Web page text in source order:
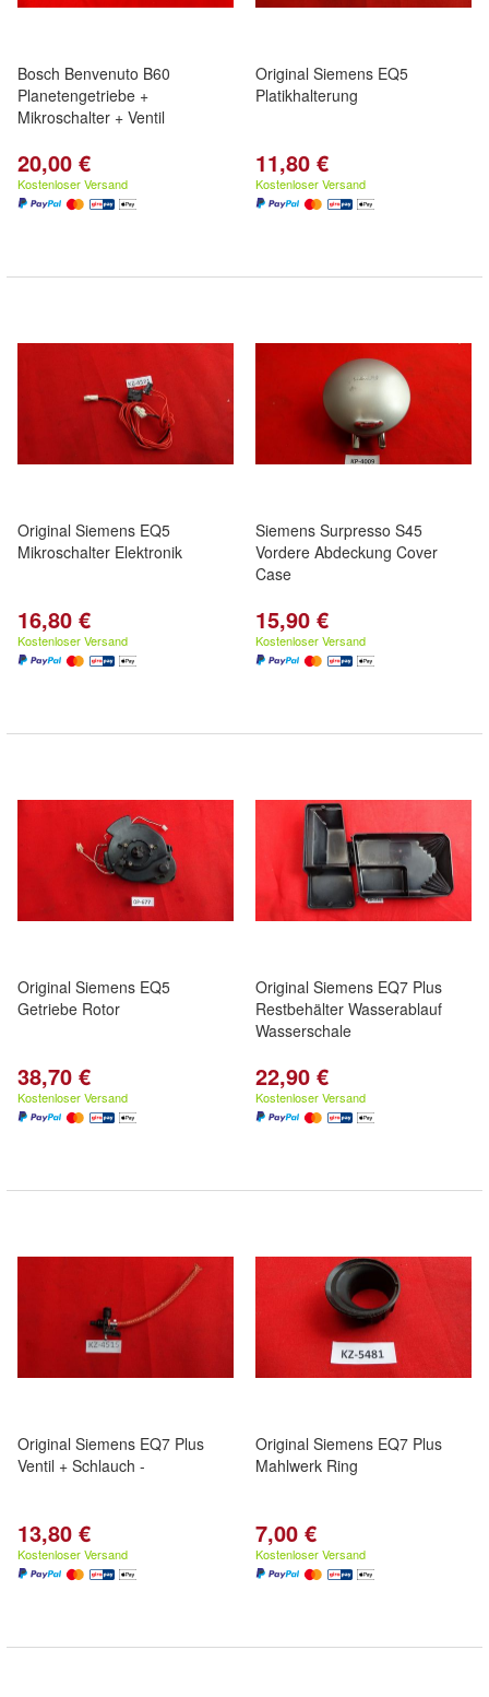
Bosch Benvenuto B60
Planetengetriebe +
Mikroschalter + Ventil
20,00 €
Kostenloser Versand
Original Siemens EQ5
Platikhalterung
11,80 €
Kostenloser Versand
Original Siemens EQ5
Mikroschalter Elektronik
16,80 €
Kostenloser Versand
Siemens Surpresso S45
Vordere Abdeckung Cover
Case
15,90 €
Kostenloser Versand
Original Siemens EQ5
Getriebe Rotor
38,70 €
Kostenloser Versand
Original Siemens EQ7 Plus
Restbehälter Wasserablauf
Wasserschale
22,90 €
Kostenloser Versand
Original Siemens EQ7 Plus
Ventil + Schlauch -
13,80 €
Kostenloser Versand
Original Siemens EQ7 Plus
Mahlwerk Ring
7,00 €
Kostenloser Versand